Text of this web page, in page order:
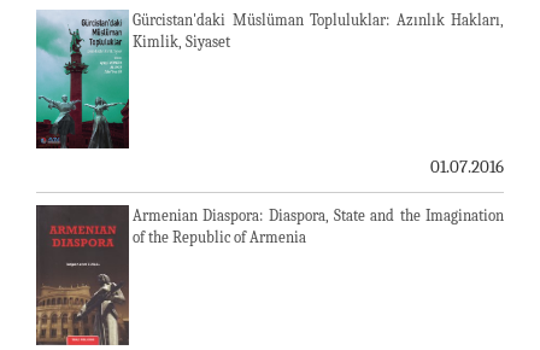
Gürcistan'daki Müslüman Topluluklar: Azınlık Hakları,
Kimlik, Siyaset
01.07.2016
Armenian Diaspora: Diaspora, State and the Imagination
of the Republic of Armenia